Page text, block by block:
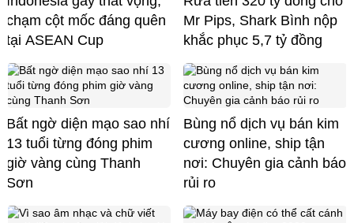
chạm cột mốc đáng quên
tại ASEAN Cup
Mr Pips, Shark Bình nộp
khắc phục 5,7 tỷ đồng
Bất ngờ diện mạo sao nhí
13 tuổi từng đóng phim
giờ vàng cùng Thanh
Sơn
Bùng nổ dịch vụ bán kim
cương online, ship tận
nơi: Chuyên gia cảnh báo
rủi ro